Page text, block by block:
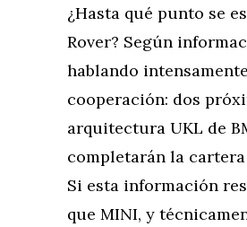
¿Hasta qué punto se
Rover? Según
hablando
cooperación: dos
arquitectura UKL de
completarán la
Si esta información
que MINI, y